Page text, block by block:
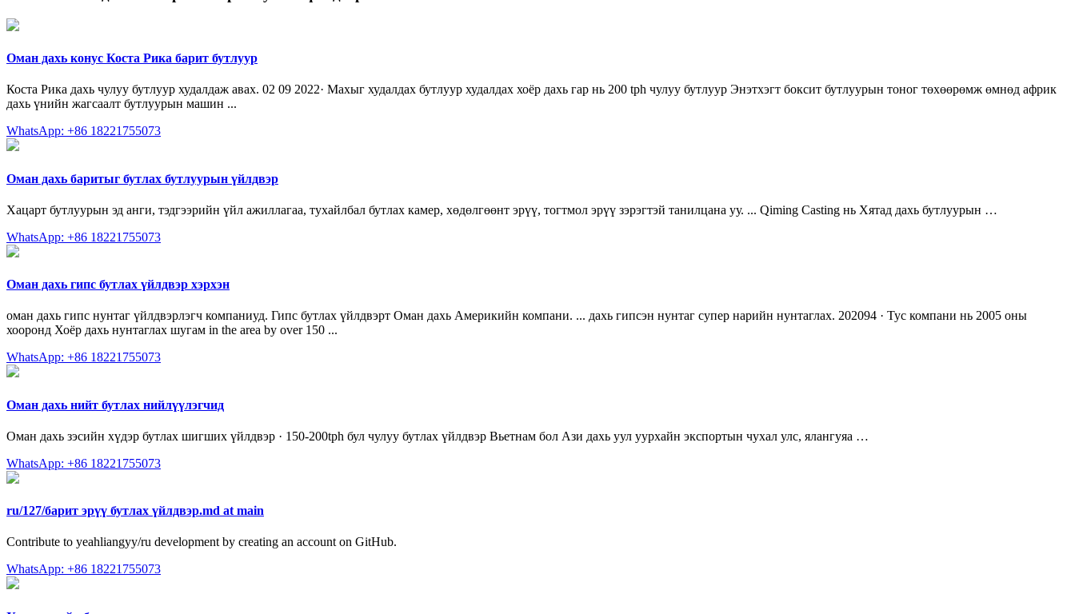
Оман дахь конус Коста Рика барит бутлуур
Коста Рика дахь чулуу бутлуур худалдаж авах. 02 09 2022· Махыг худалдах бутлуур худалдах хоёр дахь гар нь 200 tph чулуу бутлуур Энэтхэгт боксит бутлуурын тоног төхөөрөмж өмнөд африк
дахь үнийн жагсаалт бутлуурын машин ...
WhatsApp: +86 18221755073
Оман дахь баритыг бутлах бутлуурын үйлдвэр
Хацарт бутлуурын эд анги, тэдгээрийн үйл ажиллагаа, тухайлбал бутлах камер, хөдөлгөөнт эрүү, тогтмол эрүү зэрэгтэй танилцана уу. ... Qiming Casting нь Хятад дахь бутлуурын …
WhatsApp: +86 18221755073
Оман дахь гипс бутлах үйлдвэр хэрхэн
оман дахь гипс нунтаг үйлдвэрлэгч компаниуд. Гипс бутлах үйлдвэрт Оман дахь Америкийн компани. ... дахь гипсэн нунтаг супер нарийн нунтаглах. 202094 · Тус компани нь 2005 оны
хооронд Хоёр дахь нунтаглах шугам in the area by over 150 ...
WhatsApp: +86 18221755073
Оман дахь нийт бутлах нийлүүлэгчид
Оман дахь зэсийн хүдэр бутлах шигших үйлдвэр · 150-200tph бул чулуу бутлах үйлдвэр Вьетнам бол Ази дахь уул уурхайн экспортын чухал улс, ялангуяа …
WhatsApp: +86 18221755073
ru/127/барит эрүү бутлах үйлдвэр.md at main
Contribute to yeahliangyy/ru development by creating an account on GitHub.
WhatsApp: +86 18221755073